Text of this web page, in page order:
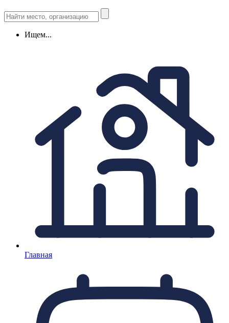
Ищем...
Главная